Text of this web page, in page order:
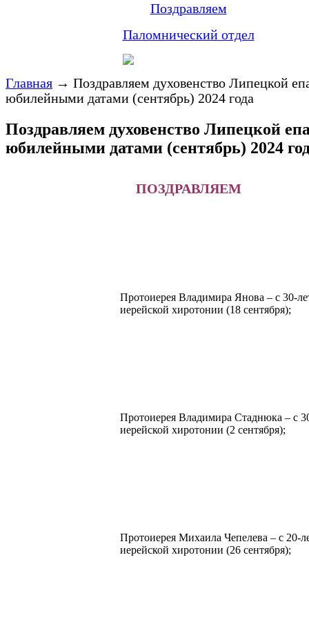
Поздравляем
Паломнический отдел
Главная → Поздравляем духовенство Липецкой
юбилейными датами (сентябрь) 2024 года
Поздравляем духовенство Липецкой
юбилейными датами (сентябрь) 2024
ПОЗДРАВЛЯЕМ
Протоиерея Владимира Янова – с 30-
иерейской хиротонии (18 сентября);
Протоиерея Владимира Стаднюка – с
иерейской хиротонии (2 сентября);
Протоиерея Михаила Чепелева – с 20-
иерейской хиротонии (26 сентября);